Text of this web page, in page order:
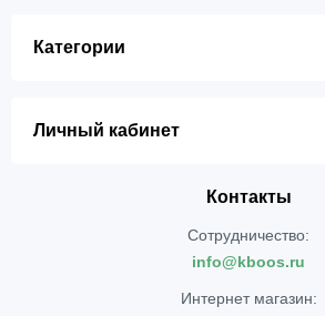
Категории
Личный кабинет
Контакты
Сотрудничество:
info@kboos.ru
Интернет магазин: